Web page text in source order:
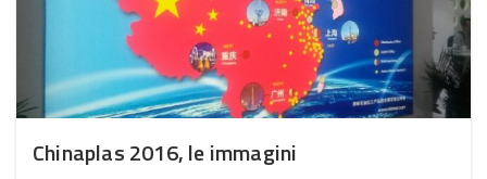
Chinaplas 2016, le immagini